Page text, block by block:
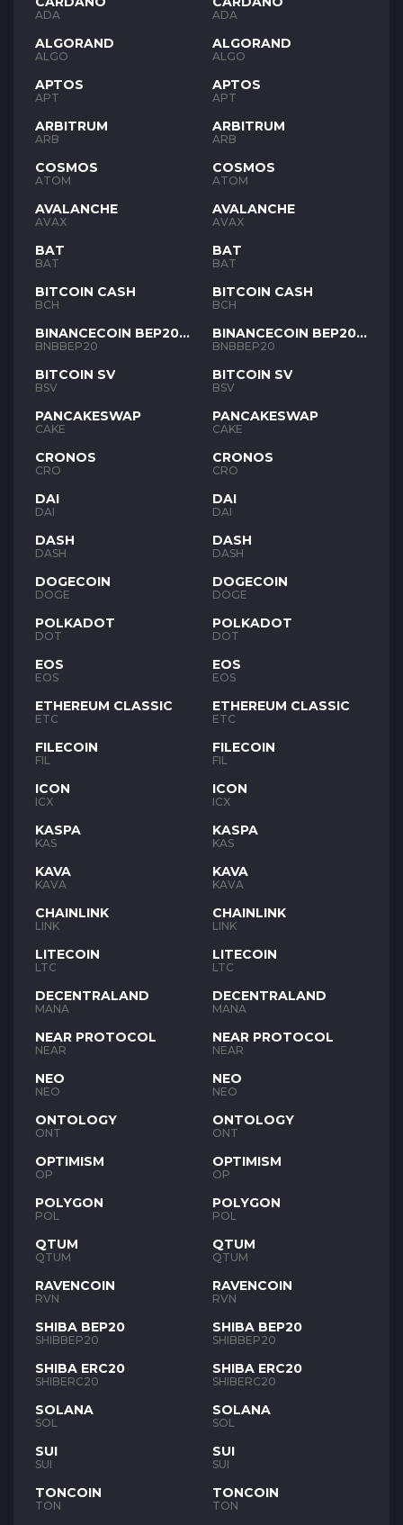
ADA
ALGORAND
ALGO
APTOS
APT
ARBITRUM
ARB
COSMOS
ATOM
AVALANCHE
AVAX
BAT
BAT
BITCOIN CASH
BCH
BINANCECOIN BEP20
BNB
BNBBEP20
BITCOIN SV
BSV
PANCAKESWAP
CAKE
CRONOS
CRO
DAI
DAI
DASH
DASH
DOGECOIN
DOGE
POLKADOT
DOT
EOS
EOS
ETHEREUM CLASSIC
ETC
FILECOIN
FIL
ICON
ICX
KASPA
KAS
KAVA
KAVA
CHAINLINK
LINK
LITECOIN
LTC
DECENTRALAND
MANA
NEAR PROTOCOL
NEAR
NEO
NEO
ONTOLOGY
ONT
OPTIMISM
OP
POLYGON
POL
QTUM
QTUM
RAVENCOIN
RVN
SHIBA BEP20
SHIBBEP20
SHIBA ERC20
SHIBERC20
SOLANA
SOL
SUI
SUI
TONCOIN
TON
ADA
ALGORAND
ALGO
APTOS
APT
ARBITRUM
ARB
COSMOS
ATOM
AVALANCHE
AVAX
BAT
BAT
BITCOIN CASH
BCH
BINANCECOIN BEP20
BNB
BNBBEP20
BITCOIN SV
BSV
PANCAKESWAP
CAKE
CRONOS
CRO
DAI
DAI
DASH
DASH
DOGECOIN
DOGE
POLKADOT
DOT
EOS
EOS
ETHEREUM CLASSIC
ETC
FILECOIN
FIL
ICON
ICX
KASPA
KAS
KAVA
KAVA
CHAINLINK
LINK
LITECOIN
LTC
DECENTRALAND
MANA
NEAR PROTOCOL
NEAR
NEO
NEO
ONTOLOGY
ONT
OPTIMISM
OP
POLYGON
POL
QTUM
QTUM
RAVENCOIN
RVN
SHIBA BEP20
SHIBBEP20
SHIBA ERC20
SHIBERC20
SOLANA
SOL
SUI
SUI
TONCOIN
TON